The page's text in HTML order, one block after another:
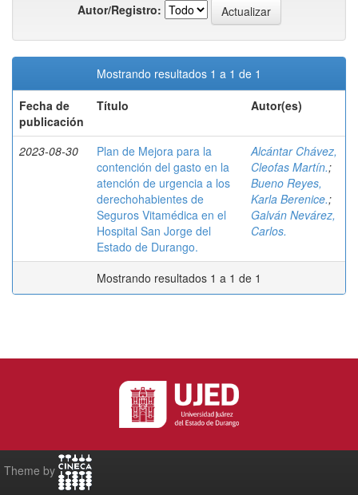
Autor/Registro:
Mostrando resultados 1 a 1 de 1
Fecha de
publicación
Título Autor(es)
2023-08-30
Plan de Mejora para la
contención del gasto en la
atención de urgencia a los
derechohabientes de
Seguros Vitamédica en el
Hospital San Jorge del
Estado de Durango.
Alcántar Chávez,
Cleofas Martín.;
Bueno Reyes,
Karla Berenice.;
Galván Nevárez,
Carlos.
Mostrando resultados 1 a 1 de 1
Theme by